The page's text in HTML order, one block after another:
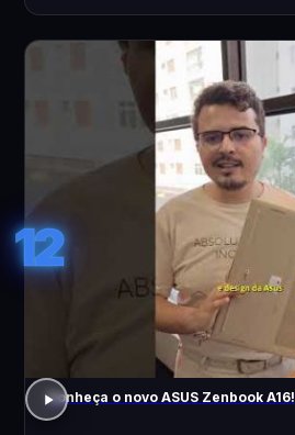
12
Conheça o novo ASUS Zenbook A16!